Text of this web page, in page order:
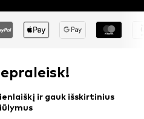
ir gauk išskirtinius